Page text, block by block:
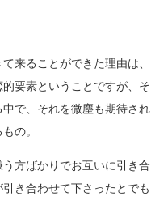
来ることができた理由は、
要素ということですが、そ
で、それを微塵も期待され
の。
方ばかりでお互いに引き合
き合わせて下さったとでも